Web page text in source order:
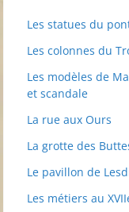
Les statues du
Les colonnes du
Les modèles de
et scandale
La rue aux Ours
La grotte des
Le pavillon de
Les métiers au